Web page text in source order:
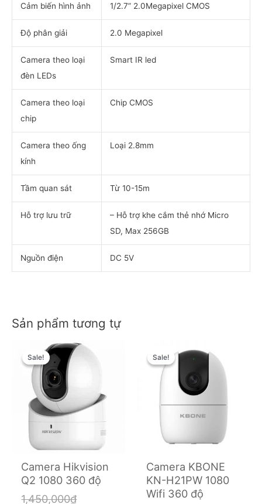
Cảm biến hình ảnh 1/2.7” 2.0Megapixel CMOS
Độ phân giải 2.0 Megapixel
Camera theo loại
đèn LEDs
Smart IR led
Camera theo loại
chip
Chip CMOS
Camera theo ống
kính
Loại 2.8mm
Tầm quan sát Từ 10-15m
Hỗ trợ lưu trữ
– Hỗ trợ khe cắm thẻ nhớ Micro
SD, Max 256GB
Nguồn điện DC 5V
Sản phẩm tương tự
Sale!
Sale!
Camera Hikvision
Q2 1080 360 độ
1,450,000₫
Original
Current
Sale!
Sale!
Camera KBONE
KN-H21PW 1080
Wifi 360 độ
price
950,000₫.
price
750,000₫.